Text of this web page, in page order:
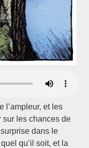
l’ampleur, et les
sur les chances de
dans le
qu’il soit, et la